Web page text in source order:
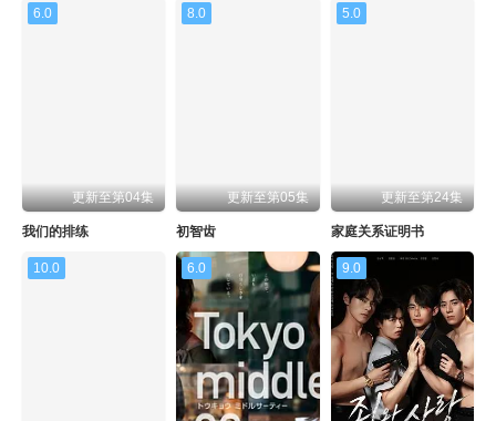
6.0
更新至第04集
我们的排练
8.0
更新至第05集
初智齿
5.0
更新至第24集
家庭关系证明书
10.0 6.0 9.0